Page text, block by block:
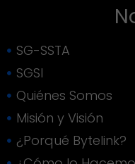
SG-SSTA
SGSI
Quiénes Somos
Misión y Visión
¿Porqué Bytelink?